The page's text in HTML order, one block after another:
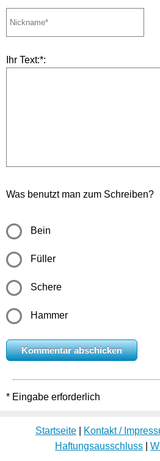
Ihr Text:*:
Was benutzt man zum Schreiben?
Bein
Füller
Schere
Hammer
* Eingabe erforderlich
Startseite Kontakt /
Haftungsausschluss